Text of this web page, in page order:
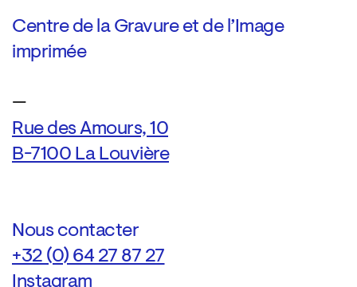
Centre de la Gravure et de l’Image
imprimée
—
Rue des Amours, 10
B-7100 La Louvière
Nous contacter
+32 (0) 64 27 87 27
Instagram